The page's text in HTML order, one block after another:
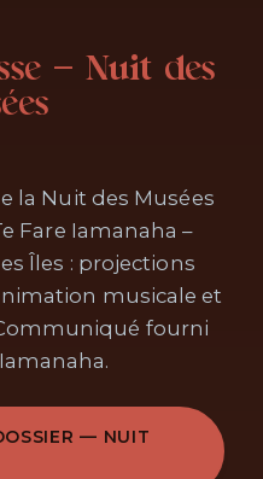
— Nuit des
la Nuit des Musées
Fare Iamanaha –
Îles : projections
musicale et
fourni
— NUIT